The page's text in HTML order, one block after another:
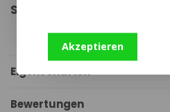
Specificaties:
Eigenschaften
Bewertungen
Akzeptieren